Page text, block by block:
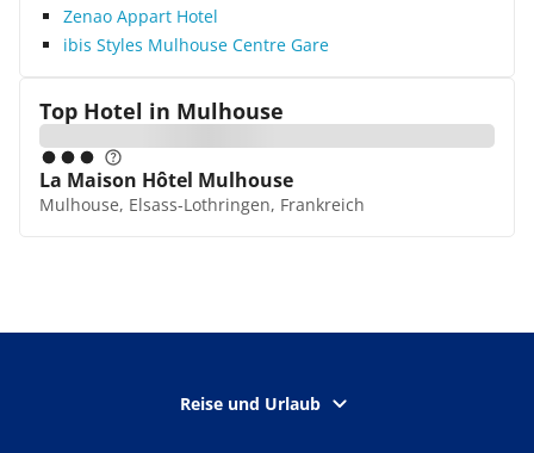
Zenao Appart Hotel
ibis Styles Mulhouse Centre Gare
Top Hotel in Mulhouse
La Maison Hôtel Mulhouse
Mulhouse, Elsass-Lothringen, Frankreich
Reise und Urlaub